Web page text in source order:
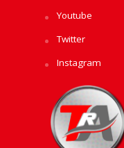
Youtube
Twitter
Instagram